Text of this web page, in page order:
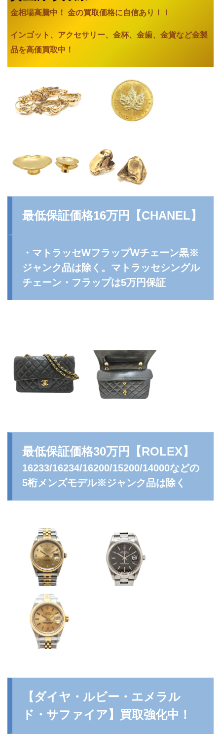
金相場高騰中！ 金の買取価格に自信あり ！！
インゴット、アクセサリー、金杯、金歯、金貨など金製
品を高価買取中！
最低保証価格16万円【CHANEL】
・マトラッセWフラップWチェーン黒※
ジャンク品は除く。マトラッセシングル
チェーン・フラップは5万円保証
最低保証価格30万円 【ROLEX】
16233/16234/16200/15200/14000などの
5桁メンズモデル※ジャンク品は除く
【ダイヤ・ルビー・エメラル
ド・サファイア】買取強化中！